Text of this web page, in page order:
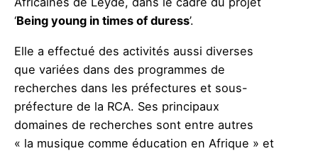
‘Being young in times of duress’.
Elle a effectué des activités aussi diverses
que variées dans des programmes de
recherches dans les préfectures et sous-
préfecture de la RCA. Ses principaux
domaines de recherches sont entre autres
« la musique comme éducation en Afrique » et